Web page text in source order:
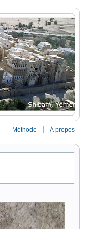
Méthode À propos